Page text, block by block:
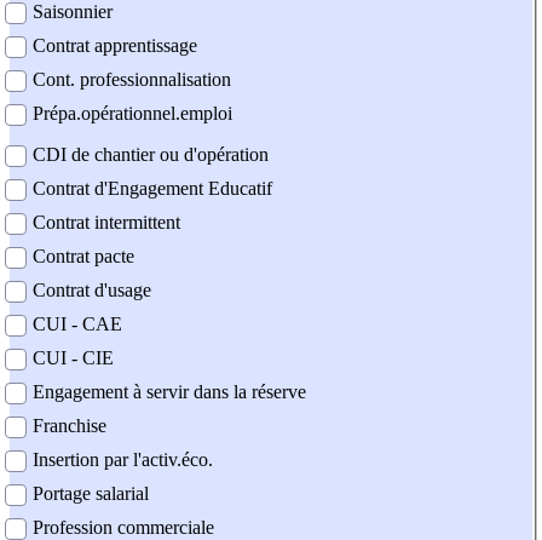
Saisonnier
Contrat apprentissage
Cont. professionnalisation
Prépa.opérationnel.emploi
CDI de chantier ou d'opération
Contrat d'Engagement Educatif
Contrat intermittent
Contrat pacte
Contrat d'usage
CUI - CAE
CUI - CIE
Engagement à servir dans la réserve
Franchise
Insertion par l'activ.éco.
Portage salarial
Profession commerciale